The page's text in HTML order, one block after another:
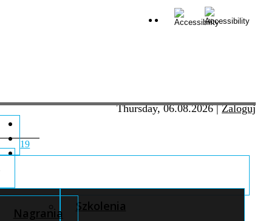
Thursday, 06.08.2026|Zaloguj
Szkolenia
Nagrania
19